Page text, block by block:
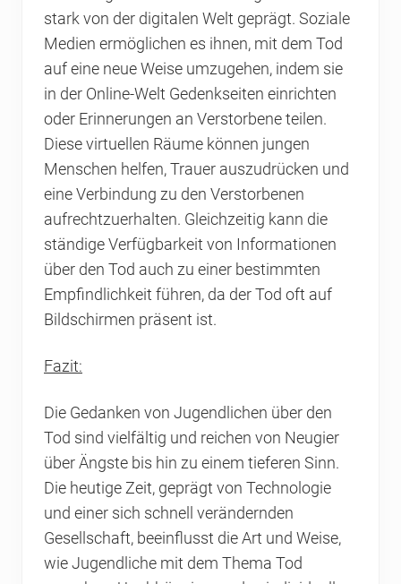
stark von der digitalen Welt geprägt. Soziale
Medien ermöglichen es ihnen, mit dem Tod
auf eine neue Weise umzugehen, indem sie
in der Online-Welt Gedenkseiten einrichten
oder Erinnerungen an Verstorbene teilen.
Diese virtuellen Räume können jungen
Menschen helfen, Trauer auszudrücken und
eine Verbindung zu den Verstorbenen
aufrechtzuerhalten. Gleichzeitig kann die
ständige Verfügbarkeit von Informationen
über den Tod auch zu einer bestimmten
Empfindlichkeit führen, da der Tod oft auf
Bildschirmen präsent ist.
Fazit:
Die Gedanken von Jugendlichen über den
Tod sind vielfältig und reichen von Neugier
über Ängste bis hin zu einem tieferen Sinn.
Die heutige Zeit, geprägt von Technologie
und einer sich schnell verändernden
Gesellschaft, beeinflusst die Art und Weise,
wie Jugendliche mit dem Thema Tod